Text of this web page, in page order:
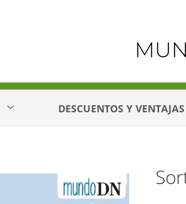
DESCUENTOS Y VENTAJAS